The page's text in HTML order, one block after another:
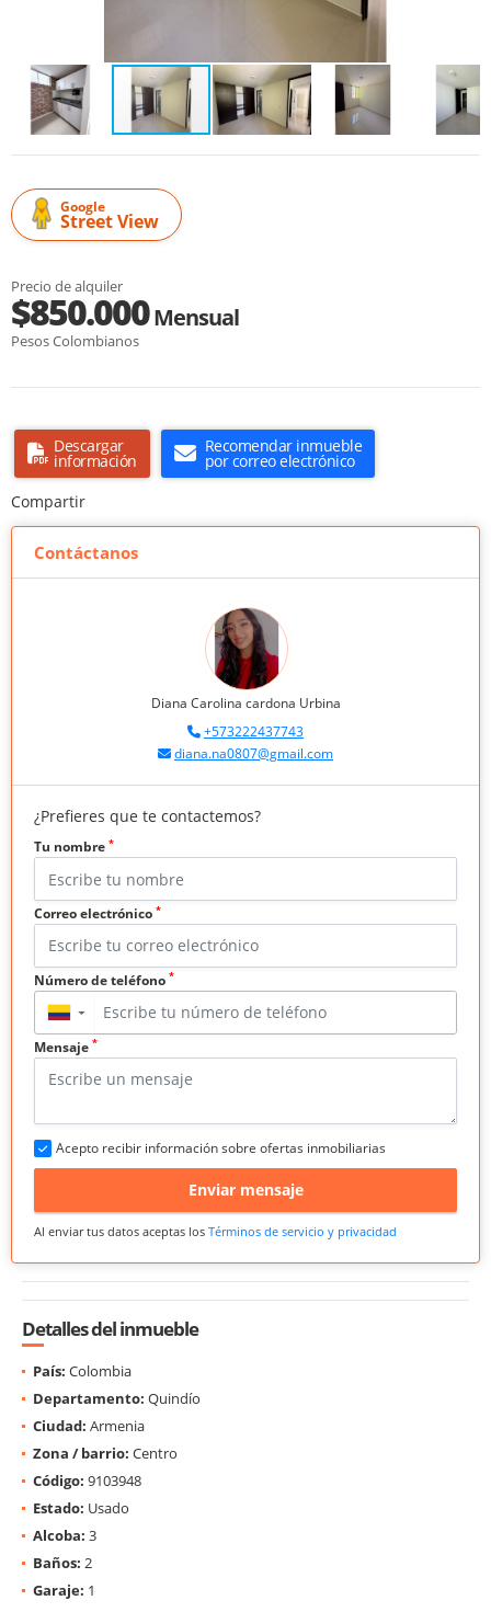
Google
Street View
Precio de alquiler
$850.000Mensual
Pesos Colombianos
Descargar
información
Recomendar inmueble
por correo electrónico
Compartir
Contáctanos
Diana Carolina cardona Urbina
+573222437743
diana.na0807@gmail.com
¿Prefieres que te contactemos?
Tu nombre *
Correo electrónico *
Número de teléfono *
▼
Mensaje *
Acepto recibir información sobre ofertas inmobiliarias
Enviar mensaje
Al enviar tus datos aceptas los Términos de servicio y privacidad
Detalles del inmueble
País: Colombia
Departamento: Quindío
Ciudad: Armenia
Zona / barrio: Centro
Código: 9103948
Estado: Usado
Alcoba: 3
Baños: 2
Garaje: 1